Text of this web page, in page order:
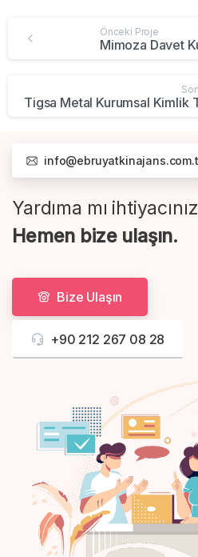
Önceki Proje
Mimoza Davet
Tigsa Metal Kurumsal Kimlik
Yardıma mı
Hemen bize ulaşın.
Bize Ulaşın
+90 212 267 08 28